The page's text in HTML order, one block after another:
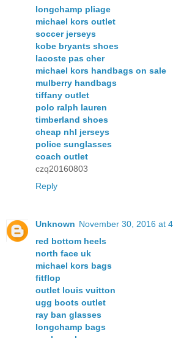
longchamp pliage
michael kors outlet
soccer jerseys
kobe bryants shoes
lacoste pas cher
michael kors handbags on sale
mulberry handbags
tiffany outlet
polo ralph lauren
timberland shoes
cheap nhl jerseys
police sunglasses
coach outlet
czq20160803
Reply
Unknown November 30, 2016 at
red bottom heels
north face uk
michael kors bags
fitflop
outlet louis vuitton
ugg boots outlet
ray ban glasses
longchamp bags